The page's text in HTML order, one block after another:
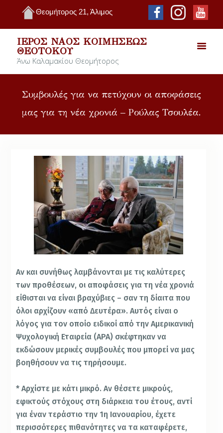
Θεομήτορος 21, Άλιμος
ΙΕΡΌΣ ΝΑΌΣ ΚΟΙΜΉΣΕΩΣ
ΘΕΟΤΌΚΟΥ
Άνω Καλαμακίου Θεομήτορος
Συμβουλές για να πετύχουν οι αποφάσεις
μας για τη νέα χρονιά – Ρούλας Τσουλέα.
Αν και συνήθως λαμβάνονται με τις καλύτερες
των προθέσεων, οι αποφάσεις για τη νέα χρονιά
είθισται να είναι βραχύβιες – σαν τη δίαιτα που
όλοι αρχίζουν «από Δευτέρα». Αυτός είναι ο
λόγος για τον οποίο ειδικοί από την Αμερικανική
Ψυχολογική Εταιρεία (ΑΡΑ) σκέφτηκαν να
εκδώσουν μερικές συμβουλές που μπορεί να μας
βοηθήσουν να τις τηρήσουμε.
* Αρχίστε με κάτι μικρό. Αν θέσετε μικρούς,
εφικτούς στόχους στη διάρκεια του έτους, αντί
για έναν τεράστιο την 1η Ιανουαρίου, έχετε
περισσότερες πιθανότητες να τα καταφέρετε,